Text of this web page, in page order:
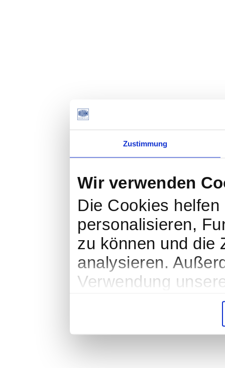
Zustimmung
Wir verwenden
Die Cookies
personalisieren,
zu können und die
analysieren.
Verwendung
soziale Medien,
weiteren Daten